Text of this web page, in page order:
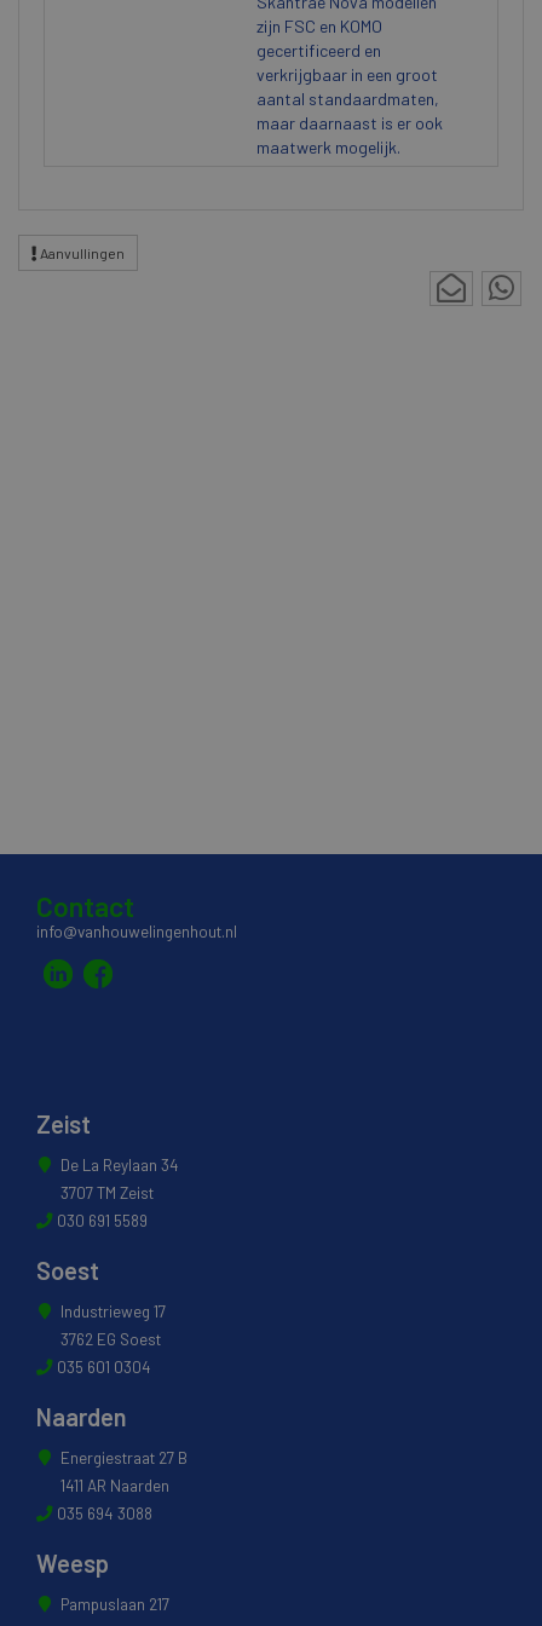
zijn FSC en KOMO
gecertificeerd en
verkrijgbaar in een groot
aantal standaardmaten,
maar daarnaast is er ook
maatwerk mogelijk.
Aanvullingen
Contact
info@vanhouwelingenhout.nl
Zeist
De La Reylaan 34
3707 TM Zeist
030 691 5589
Soest
Industrieweg 17
3762 EG Soest
035 601 0304
Naarden
Energiestraat 27 B
1411 AR Naarden
035 694 3088
Weesp
Pampuslaan 217